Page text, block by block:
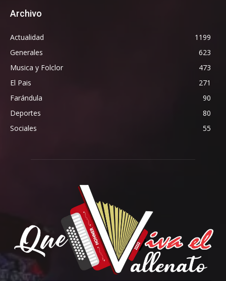
Archivo
Actualidad
1199
Generales
623
Musica y Folclor
473
El Pais
271
Farándula
90
Deportes
80
Sociales
55